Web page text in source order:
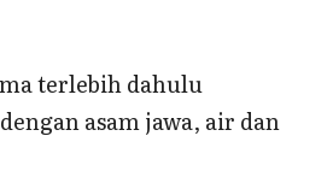
terlebih dahulu
asam jawa, air dan